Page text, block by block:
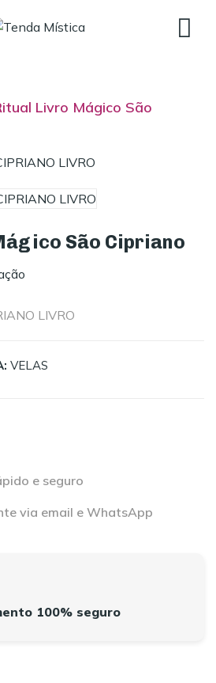
Livro Mágico São
São Cipriano
LIVRO
VELAS
e seguro
via email e WhatsApp
100% seguro